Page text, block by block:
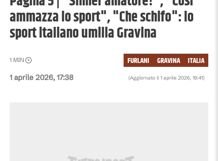
ammazza lo sport", "Che schifo": lo
sport italiano umilia Gravina
1 aprile 2026, 17:38 (Aggiornato il 1 aprile 2026, 19:41)
1 MIN ITALIA
GRAVINA
FURLANI